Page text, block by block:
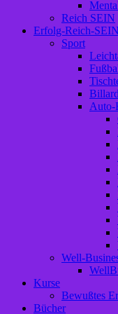
Reich SEIN
Erfolg-Reich-SEIN
Sport
Billard
Auto-
Well-
Kurse
Bewußtes
Bücher